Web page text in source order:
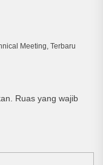
Meeting Terbaru
Ruas yang wajib